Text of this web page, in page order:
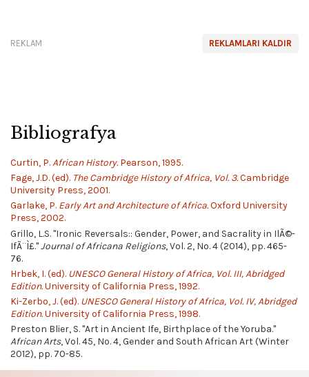
REKLAMLARI KALDIR
REKLAM
Bibliografya
Curtin, P.African History.Pearson, 1995.
Fage, J.D. (ed). The Cambridge History of Africa, Vol. 3.Cambridge
University Press, 2001.
Garlake, P. Early Art and Architecture of Africa.Oxford University
Press, 2002.
Grillo, L.S. "Ironic Reversals:: Gender, Power, and Sacrality in IlÃ©-
IfÃ¨Ì£."Journal of Africana Religions, Vol. 2, No. 4 (2014), pp. 465-
76.
Hrbek, I. (ed). UNESCO General History of Africa, Vol. III, Abridged
Edition.University of California Press, 1992.
Ki-Zerbo, J. (ed). UNESCO General History of Africa, Vol. IV, Abridged
Edition.University of California Press, 1998.
Preston Blier, S. "Art in Ancient Ife, Birthplace of the Yoruba."
African Arts, Vol. 45, No. 4, Gender and South African Art (Winter
2012), pp. 70-85.